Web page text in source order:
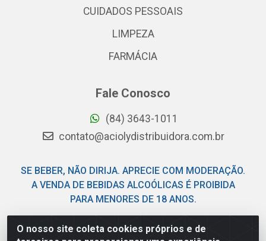
O nosso site coleta cookies próprios e de
CUIDADOS PESSOAIS
LIMPEZA
FARMÁCIA
Fale Conosco
(84) 3643-1011
contato@aciolydistribuidora.com.br
SE BEBER, NÃO DIRIJA. APRECIE COM MODERAÇÃO.
A VENDA DE BEBIDAS ALCOÓLICAS É PROIBIDA
PARA MENORES DE 18 ANOS.
Acioly Distribuidora - Av Piloto Pereira Tim - Parque de